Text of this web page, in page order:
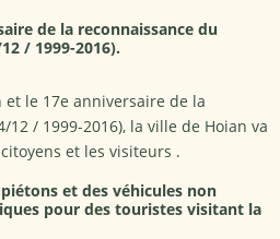
de la reconnaissance du
/ 1999-2016).
le 17e anniversaire de la
/ 1999-2016), la ville de Hoian va
et les visiteurs .
et des véhicules non
pour des touristes visitant la